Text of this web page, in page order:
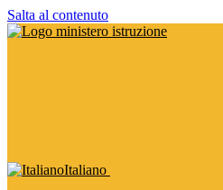
Salta al contenuto
Italiano